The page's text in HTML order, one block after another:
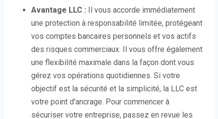
Avantage LLC : Il vous accorde immédiatement
une protection à responsabilité limitée, protégeant
vos comptes bancaires personnels et vos actifs
des risques commerciaux. Il vous offre également
une flexibilité maximale dans la façon dont vous
gérez vos opérations quotidiennes. Si votre
objectif est la sécurité et la simplicité, la LLC est
votre point d'ancrage. Pour commencer à
sécuriser votre entreprise, passez en revue les